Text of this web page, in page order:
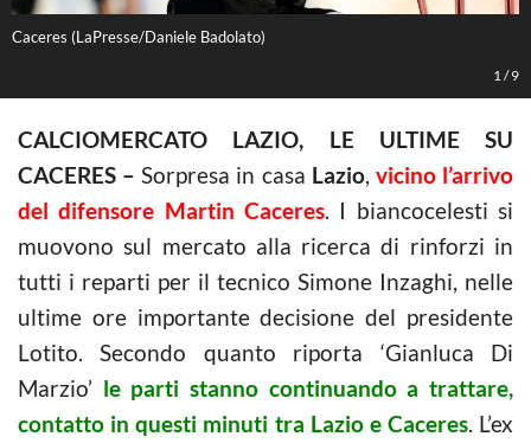
Caceres (LaPresse/Daniele Badolato)
1 /9
CALCIOMERCATO LAZIO, LE ULTIME SU
CACERES – Sorpresa in casa Lazio, vicino l’arrivo
del difensore Martin Caceres. I biancocelesti si
muovono sul mercato alla ricerca di rinforzi in
tutti i reparti per il tecnico Simone Inzaghi, nelle
ultime ore importante decisione del presidente
Lotito. Secondo quanto riporta ‘Gianluca Di
Marzio’ le parti stanno continuando a trattare,
contatto in questi minuti tra Lazio e Caceres. L’ex